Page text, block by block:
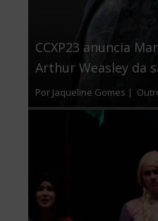
CCXP23 anuncia
Arthur Weasley da
Por Jaqueline Gomes |